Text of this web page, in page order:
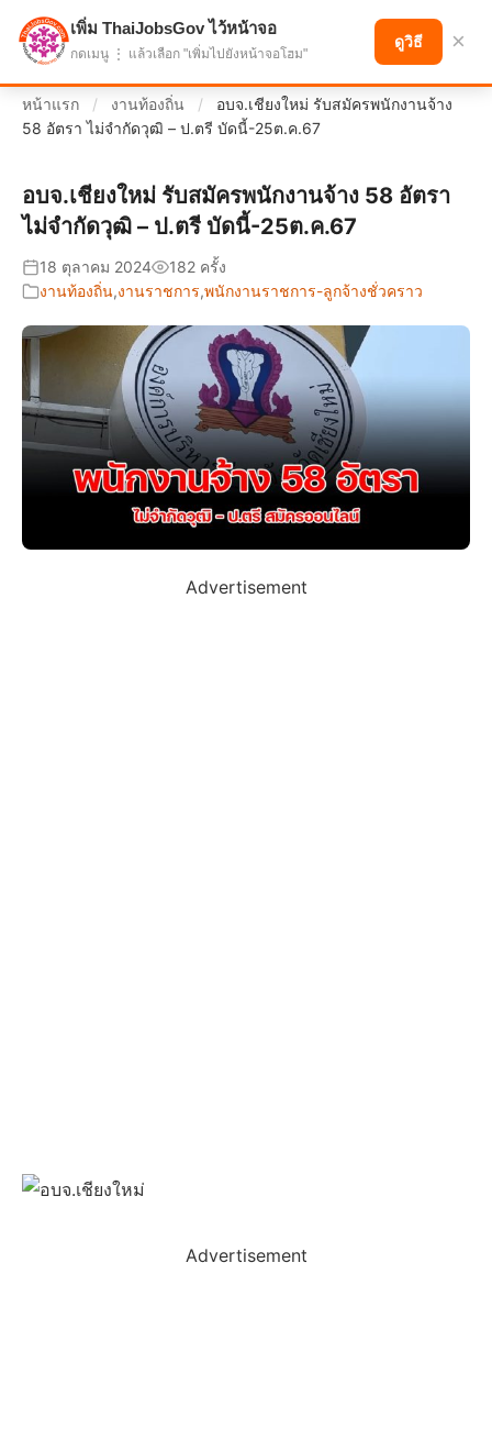
แบ่งปันโอกาส เพื่ออนาคตที่ก้าวหน้า
หน้าแรก / งานท้องถิ่น /
อบจ.เชียงใหม่ รับสมัครพนักงานจ้าง
58 อัตรา ไม่จำกัดวุฒิ – ป.ตรี บัดนี้-25ต.ค.67
อบจ.เชียงใหม่ รับสมัครพนักงานจ้าง 58 อัตรา
ไม่จำกัดวุฒิ – ป.ตรี บัดนี้-25ต.ค.67
18 ตุลาคม 2024
182 ครั้ง
งานท้องถิ่น,งานราชการ,พนักงานราชการ-ลูกจ้างชั่วคราว
Advertisement
Advertisement
เพิ่ม ThaiJobsGov ไว้หน้าจอ
กดเมนู ⋮ แล้วเลือก "เพิ่มไปยังหน้าจอโฮม"
ดูวิธี ×